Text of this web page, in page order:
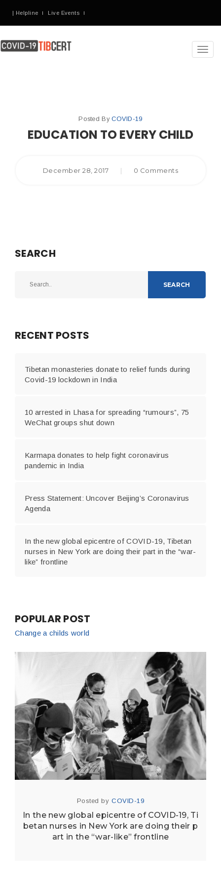
| Helpline Live Events
Posted ByCOVID-19
EDUCATION TO EVERY CHILD
December 28, 2017 | 0 Comments
SEARCH
SEARCH
RECENT POSTS
Tibetan monasteries donate to relief funds during
Covid-19 lockdown in India
10 arrested in Lhasa for spreading “rumours”, 75
WeChat groups shut down
Karmapa donates to help fight coronavirus
pandemic in India
Press Statement: Uncover Beijing’s Coronavirus
Agenda
In the new global epicentre of COVID-19, Tibetan
nurses in New York are doing their part in the “war-
like” frontline
POPULAR POST
Change a childs world
Posted byCOVID-19
In the new global epicentre of COVID-19, Ti
betan nurses in New York are doing their p
art in the “war-like” frontline